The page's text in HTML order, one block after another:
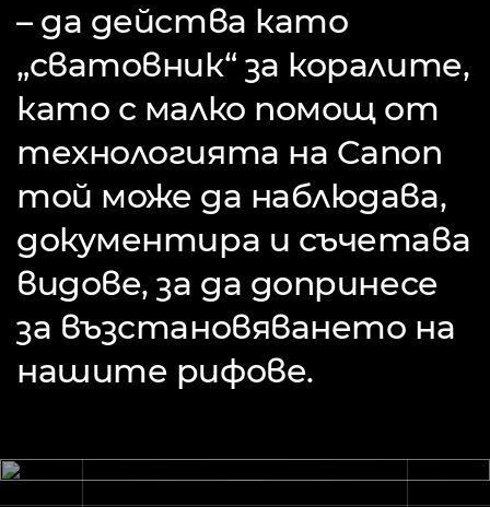
– да действа като
„сватовник“ за коралите,
като с малко помощ от
технологията на Canon
той може да наблюдава,
документира и съчетава
видове, за да допринесе
за възстановяването на
нашите рифове.